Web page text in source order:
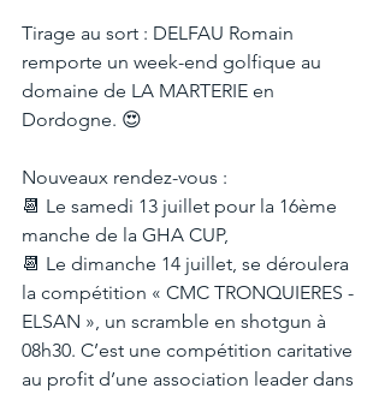
Tirage au sort : DELFAU Romain
remporte un week-end golfique au
domaine de LA MARTERIE en
Dordogne. 😍
Nouveaux rendez-vous :
📆 Le samedi 13 juillet pour la 16ème
manche de la GHA CUP,
📆 Le dimanche 14 juillet, se déroulera
la compétition « CMC TRONQUIERES -
ELSAN », un scramble en shotgun à
08h30. C’est une compétition caritative
au profit d’une association leader dans